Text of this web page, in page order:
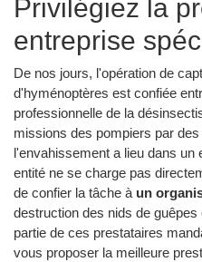
Privilégiez la
entreprise
De nos jours, l'opération de
d'hyménoptères est confiée
professionnelle de la
missions des pompiers par
l'envahissement a lieu dans un
entité ne se charge pas
de confier la tâche à un
destruction des nids de
partie de ces prestataires
vous proposer la meilleure